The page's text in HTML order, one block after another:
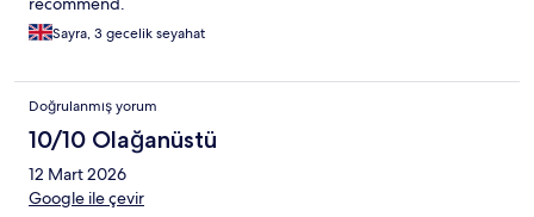
Sayra, 3 gecelik seyahat
Doğrulanmış yorum
10/10 Olağanüstü
12 Mart 2026
Google ile çevir